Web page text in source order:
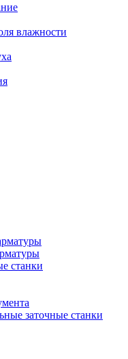
влажности
станки
заточные станки